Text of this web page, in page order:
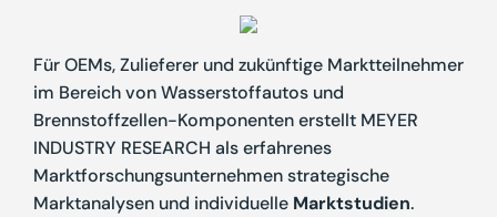
Für OEMs, Zulieferer und zukünftige Marktteilnehmer
im Bereich von Wasserstoffautos und
Brennstoffzellen-Komponenten erstellt MEYER
INDUSTRY RESEARCH als erfahrenes
Marktforschungsunternehmen strategische
Marktanalysen und individuelle Marktstudien.